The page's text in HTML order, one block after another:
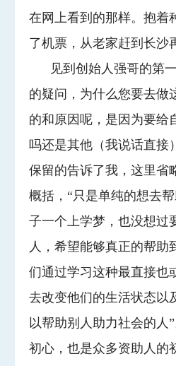
在网上看到的那样。抱着
了机票，从老家赶到长沙
见到创始人强哥的第
的疑问，为什么您要去做
的和原因呢，是因为要给
吗还是其他（我说话直接
保留的告诉了我，这里省
概括，“只是单纯的想去
子一个上学梦，也没想过
人，希望能够真正的帮助
们通过学习这种最直接也
去改变他们的生活状态以
以帮助别人助力社会的人
初心，也是众多资助人的